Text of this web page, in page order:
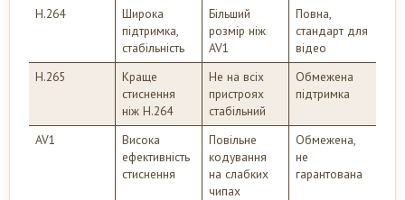
H.264
Широка
підтримка,
стабільність
Більший
розмір ніж
AV1
Повна,
стандарт для
відео
H.265
Краще
стиснення
ніж H.264
Не на всіх
пристроях
стабільний
Обмежена
підтримка
AV1
Висока
ефективність
стиснення
Повільне
кодування
на слабких
чипах
Обмежена,
не
гарантована